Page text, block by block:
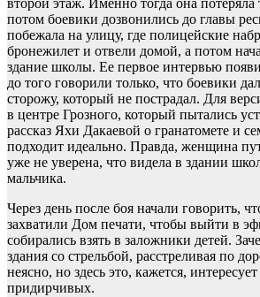
второй этаж. Именно тогда она потеряла
потом боевики дозвонились до главы
побежала на улицу, где полицейские
бронежилет и отвели домой, а потом
здание школы. Ее первое интервью
до того говорили только, что боевики
сторожу, который не пострадал. Для
в центре Грозного, который пытались
рассказ Яхи Дакаевой о гранатомете и
подходит идеально. Правда, женщина
уже не уверена, что видела в здании
мальчика.
Через день после боя начали говорить,
захватили Дом печати, чтобы выйти в
собирались взять в заложники детей.
здания со стрельбой, расстреливая по
неясно, но здесь это, кажется,
придирчивых.